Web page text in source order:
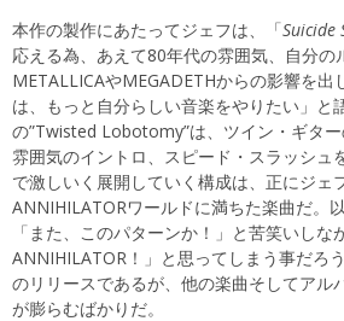
本作の製作にあたってジェフは、「Suicide
応える為、あえて80年代の雰囲気、自分の
METALLICAやMEGADETHからの影響を出
は、もっと自分らしい音楽をやりたい」と
の”Twisted Lobotomy”は、ツイン・ギタ
雰囲気のイントロ、スピード・スラッシュ
で激しいく展開していく構成は、正にジェ
ANNIHILATORワールドに満ちた楽曲だ。
「また、このパターンか！」と苦笑いしな
ANNIHILATOR！」と思ってしまう事だろ
のリリースであるが、他の楽曲そしてアル
が膨らむばかりだ。